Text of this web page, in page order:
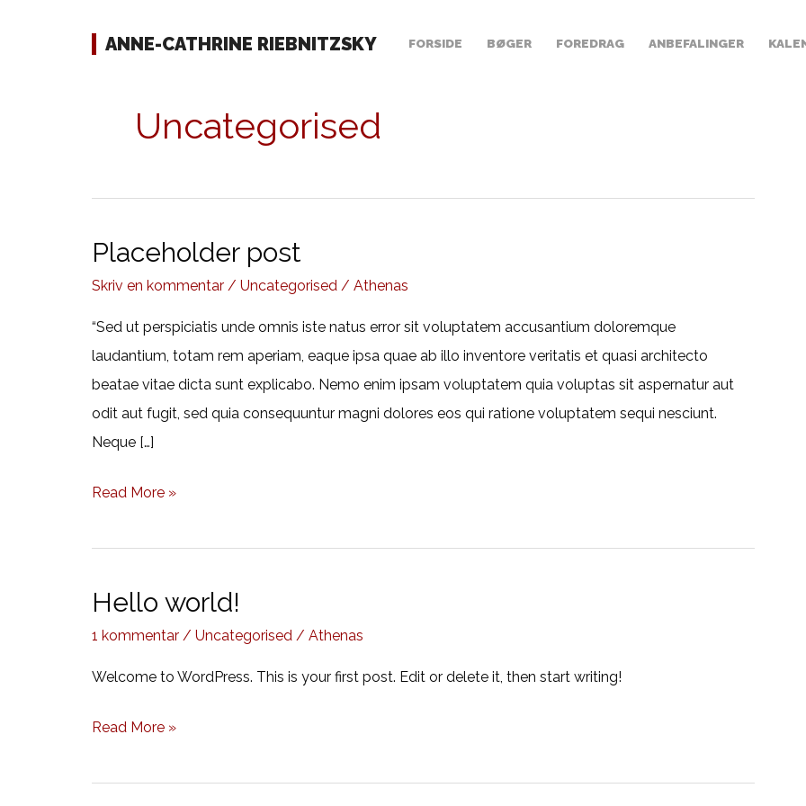
ANNE-CATHRINE RIEBNITZSKY FORSIDE BØGER FOREDRAG ANBEFALINGER
Uncategorised
Placeholder post
Skriv en kommentar / Uncategorised / Athenas
“Sed ut perspiciatis unde omnis iste natus error sit voluptatem accusantium doloremque
laudantium, totam rem aperiam, eaque ipsa quae ab illo inventore veritatis et quasi architecto
beatae vitae dicta sunt explicabo. Nemo enim ipsam voluptatem quia voluptas sit aspernatur aut
odit aut fugit, sed quia consequuntur magni dolores eos qui ratione voluptatem sequi nesciunt.
Neque […]
Placeholder
Read More »
Hello world!
1 kommentar / Uncategorised / Athenas
Welcome to WordPress. This is your first post. Edit or delete it, then start writing!
Hello
Read More »